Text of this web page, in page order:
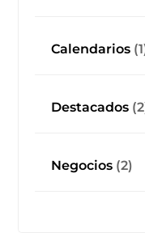
Calendarios
Destacados
Negocios (2)